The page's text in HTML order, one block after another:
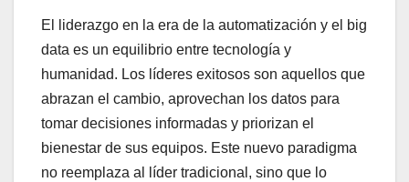
El liderazgo en la era de la automatización y el big
data es un equilibrio entre tecnología y
humanidad. Los líderes exitosos son aquellos que
abrazan el cambio, aprovechan los datos para
tomar decisiones informadas y priorizan el
bienestar de sus equipos. Este nuevo paradigma
no reemplaza al líder tradicional, sino que lo